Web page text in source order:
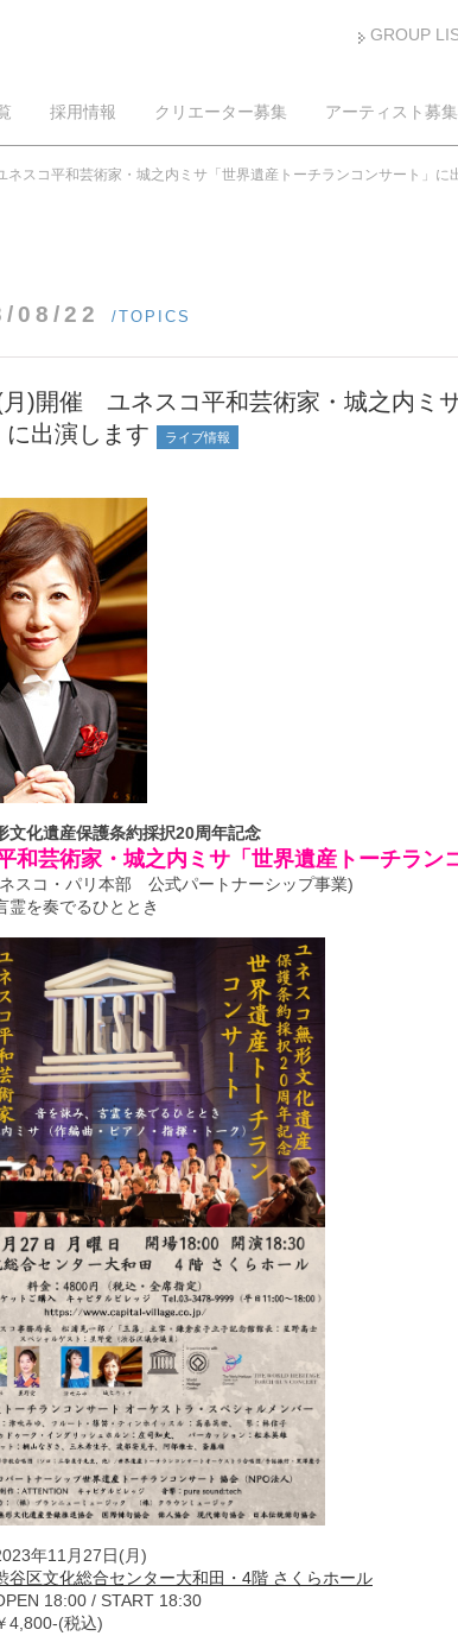
GROUP
採用情報 クリエーター募集
アーティスト募集
スコ平和芸術家・城之内ミサ「世界遺産トーチランコンサート」に
08/22 /TOPICS
)開催 ユネスコ平和芸術家・城之内ミ
に出演します
ライブ情報
文化遺産保護条約採択20周年記念
和芸術家・城之内ミサ「世界遺産トーチラン
スコ・パリ本部 公式パートナーシップ事業)
霊を奏でるひととき
年11月27日(月)
谷区文化総合センター大和田・4階 さくらホール
18:00 / START 18:30
(税込)